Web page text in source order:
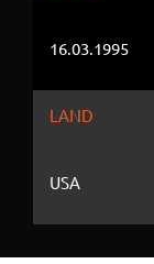
16.03.1995
LAND
USA